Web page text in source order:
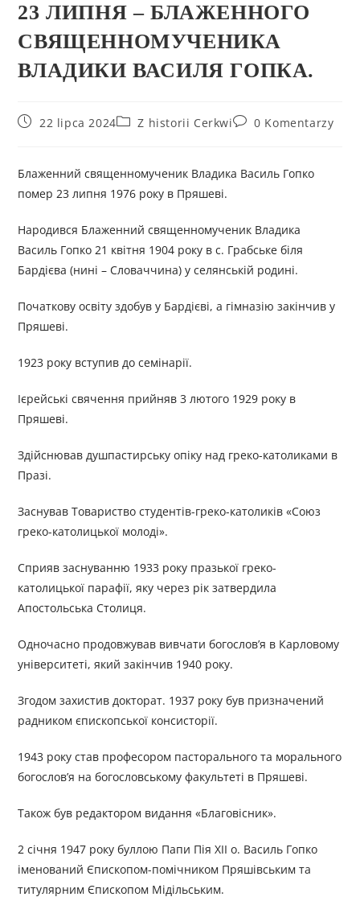
23 ЛИПНЯ – БЛАЖЕННОГО
СВЯЩЕННОМУЧЕНИКА
ВЛАДИКИ ВАСИЛЯ ГОПКА.
22 lipca 2024 Z historii Cerkwi 0 Komentarzy
Блаженний священномученик Владика Василь Гопко
помер 23 липня 1976 року в Пряшеві.
Народився Блаженний священномученик Владика
Василь Гопко 21 квітня 1904 року в с. Грабське біля
Бардієва (нині – Словаччина) у селянській родині.
Початкову освіту здобув у Бардієві, а гімназію закінчив у
Пряшеві.
1923 року вступив до семінарії.
Ієрейські свячення прийняв 3 лютого 1929 року в
Пряшеві.
Здійснював душпастирську опіку над греко-католиками в
Празі.
Заснував Товариство студентів-греко-католиків «Союз
греко-католицької молоді».
Сприяв заснуванню 1933 року празької греко-
католицької парафії, яку через рік затвердила
Апостольська Столиця.
Одночасно продовжував вивчати богослов’я в Карловому
університеті, який закінчив 1940 року.
Згодом захистив докторат. 1937 року був призначений
радником єпископської консисторії.
1943 року став професором пасторального та морального
богослов’я на богословському факультеті в Пряшеві.
Також був редактором видання «Благовісник».
2 січня 1947 року буллою Папи Пія XII о. Василь Гопко
іменований Єпископом-помічником Пряшівським та
титулярним Єпископом Мідільським.